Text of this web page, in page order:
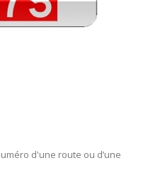
d'une route ou d’une